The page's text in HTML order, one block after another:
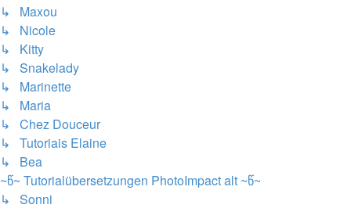
↳ Maxou
↳ Nicole
↳ Kitty
↳ Snakelady
↳ Marinette
↳ Maria
↳ Chez Douceur
↳ Tutoriais Elaine
↳ Bea
~წ~ Tutorialübersetzungen PhotoImpact alt ~წ~
↳ Sonni